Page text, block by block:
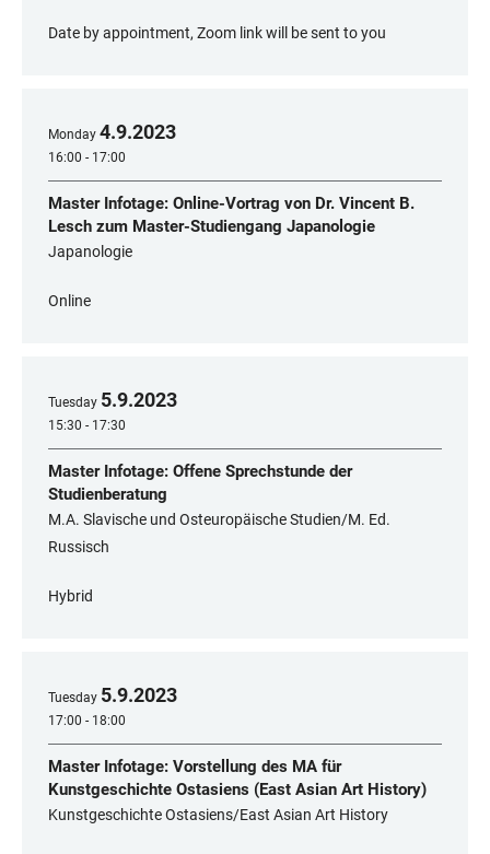
Date by appointment, Zoom link will be sent to you
Monday 4.9.2023
16:00 - 17:00
Master Infotage: Online-Vortrag von Dr. Vincent B.
Lesch zum Master-Studiengang Japanologie
Japanologie
Online
Tuesday 5.9.2023
15:30 - 17:30
Master Infotage: Offene Sprechstunde der
Studienberatung
M.A. Slavische und Osteuropäische Studien/M. Ed.
Russisch
Hybrid
Tuesday 5.9.2023
17:00 - 18:00
Master Infotage: Vorstellung des MA für
Kunstgeschichte Ostasiens (East Asian Art History)
Kunstgeschichte Ostasiens/East Asian Art History